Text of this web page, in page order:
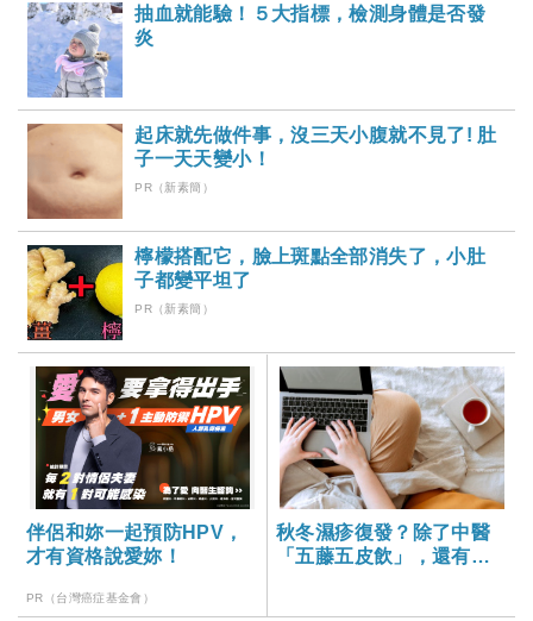
抽血就能驗！５大指標，檢測身體是否發
炎
起床就先做件事，沒三天小腹就不見了! 肚
子一天天變小！
PR（新素簡）
檸檬搭配它，臉上斑點全部消失了，小肚
子都變平坦了
PR（新素簡）
伴侶和妳一起預防HPV，
才有資格說愛妳！
PR（台灣癌症基金會）
秋冬濕疹復發？除了中醫
「五藤五皮飲」，還有這